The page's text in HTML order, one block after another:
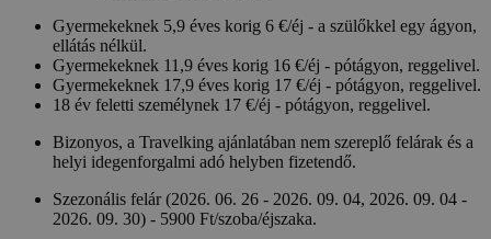
Gyermekeknek 5,9 éves korig 6 €/éj - a szülőkkel egy ágyon,
ellátás nélkül.
Gyermekeknek 11,9 éves korig 16 €/éj - pótágyon, reggelivel.
Gyermekeknek 17,9 éves korig 17 €/éj - pótágyon, reggelivel.
18 év feletti személynek 17 €/éj - pótágyon, reggelivel.
Bizonyos, a Travelking ajánlatában nem szereplő felárak és a
helyi idegenforgalmi adó helyben fizetendő.
Szezonális felár (2026. 06. 26 - 2026. 09. 04, 2026. 09. 04 -
2026. 09. 30) - 5900 Ft/szoba/éjszaka.